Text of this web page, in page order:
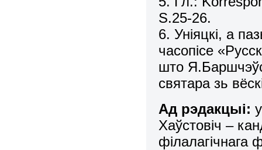
S.25-26.
6. Уніяцкі, а
часопісе
што
святара зь
Ад рэдакцыі:
Хаўстовіч –
філалагічнага